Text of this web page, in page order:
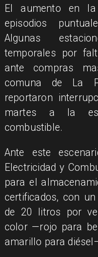
El aumento en la
episodios
Algunas
temporales por
ante compras
comuna de La
reportaron
martes a la
combustible.
Ante este
Electricidad y
para el
certificados, con
de 20 litros por
color —rojo para
amarillo para